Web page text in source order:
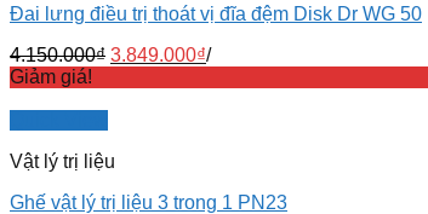
Đai lưng điều trị thoát vị đĩa đệm Disk Dr WG 50
4.150.000₫ 3.849.000₫/
Giảm giá!
Vật lý trị liệu
Ghế vật lý trị liệu 3 trong 1 PN23